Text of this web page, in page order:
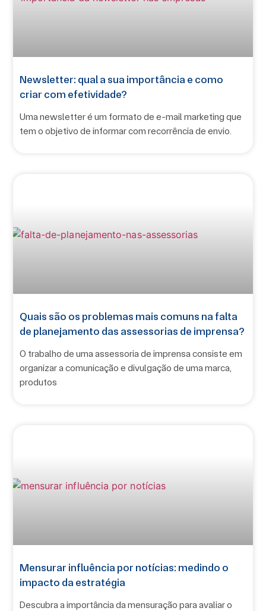
Newsletter: qual a sua importância e como
criar com efetividade?
Uma newsletter é um formato de e-mail marketing que
tem o objetivo de informar com recorrência de envio.
Quais são os problemas mais comuns na falta
de planejamento das assessorias de imprensa?
O trabalho de uma assessoria de imprensa consiste em
organizar a comunicação e divulgação de uma marca,
produtos
Mensurar influência por notícias: medindo o
impacto da estratégia
Descubra a importância da mensuração para avaliar o